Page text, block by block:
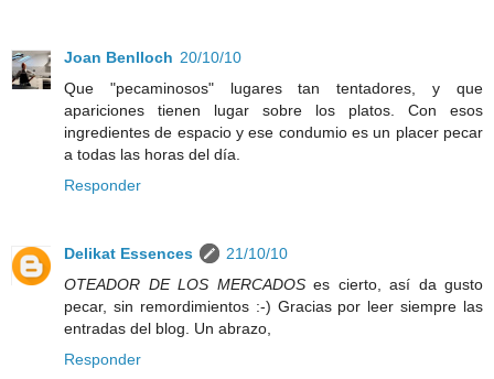
Joan Benlloch 20/10/10
Que "pecaminosos" lugares tan tentadores, y que
apariciones tienen lugar sobre los platos. Con esos
ingredientes de espacio y ese condumio es un placer pecar
a todas las horas del día.
Responder
Delikat Essences
21/10/10
OTEADOR DE LOS MERCADOSes cierto, así da gusto
pecar, sin remordimientos :-) Gracias por leer siempre las
entradas del blog. Un abrazo,
Responder